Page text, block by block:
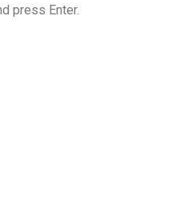
press Enter.